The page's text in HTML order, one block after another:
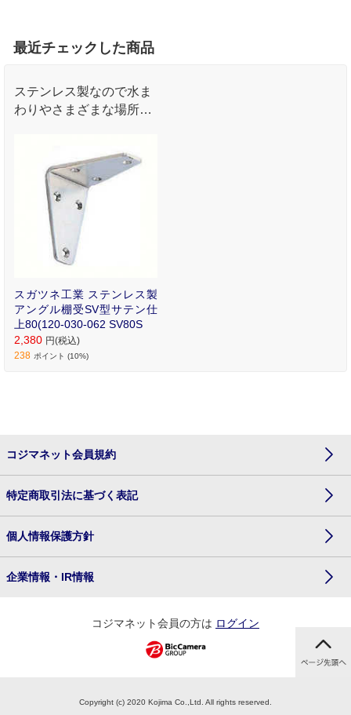
最近チェックした商品
ステンレス製なので水ま
わりやさまざまな場所で
としてご使用になれま
スガツネ工業 ステンレス製
アングル棚受SV型サテン仕
上80(120-030-062 SV80S
2,380 円(税込)
238 ポイント (10%)
コジマネット会員規約
特定商取引法に基づく表記
個人情報保護方針
企業情報・IR情報
コジマネット会員の方は ログイン
Copyright (c) 2020 Kojima Co.,Ltd. All rights reserved.